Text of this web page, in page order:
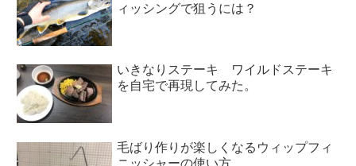
ィッシングで狙うには？
いきなりステーキ ワイルドステーキ
を自宅で再現してみた。
毛ばり作りが楽しくなるウィップフィ
ニッシャーの使い方